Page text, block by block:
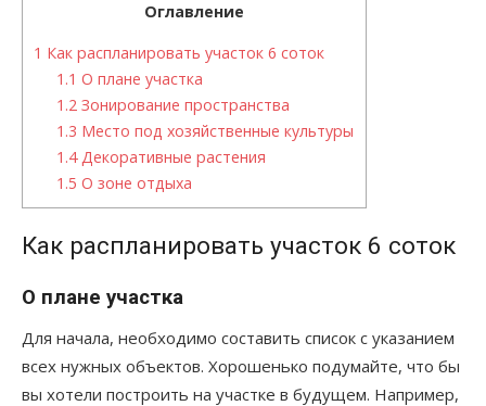
Оглавление
1 Как распланировать участок 6 соток
1.1 О плане участка
1.2 Зонирование пространства
1.3 Место под хозяйственные культуры
1.4Декоративные растения
1.5 О зоне отдыха
Как распланировать участок 6 соток
О плане участка
Для начала, необходимо составить список с указанием
всех нужных объектов. Хорошенько подумайте, что бы
вы хотели построить на участке в будущем. Например,